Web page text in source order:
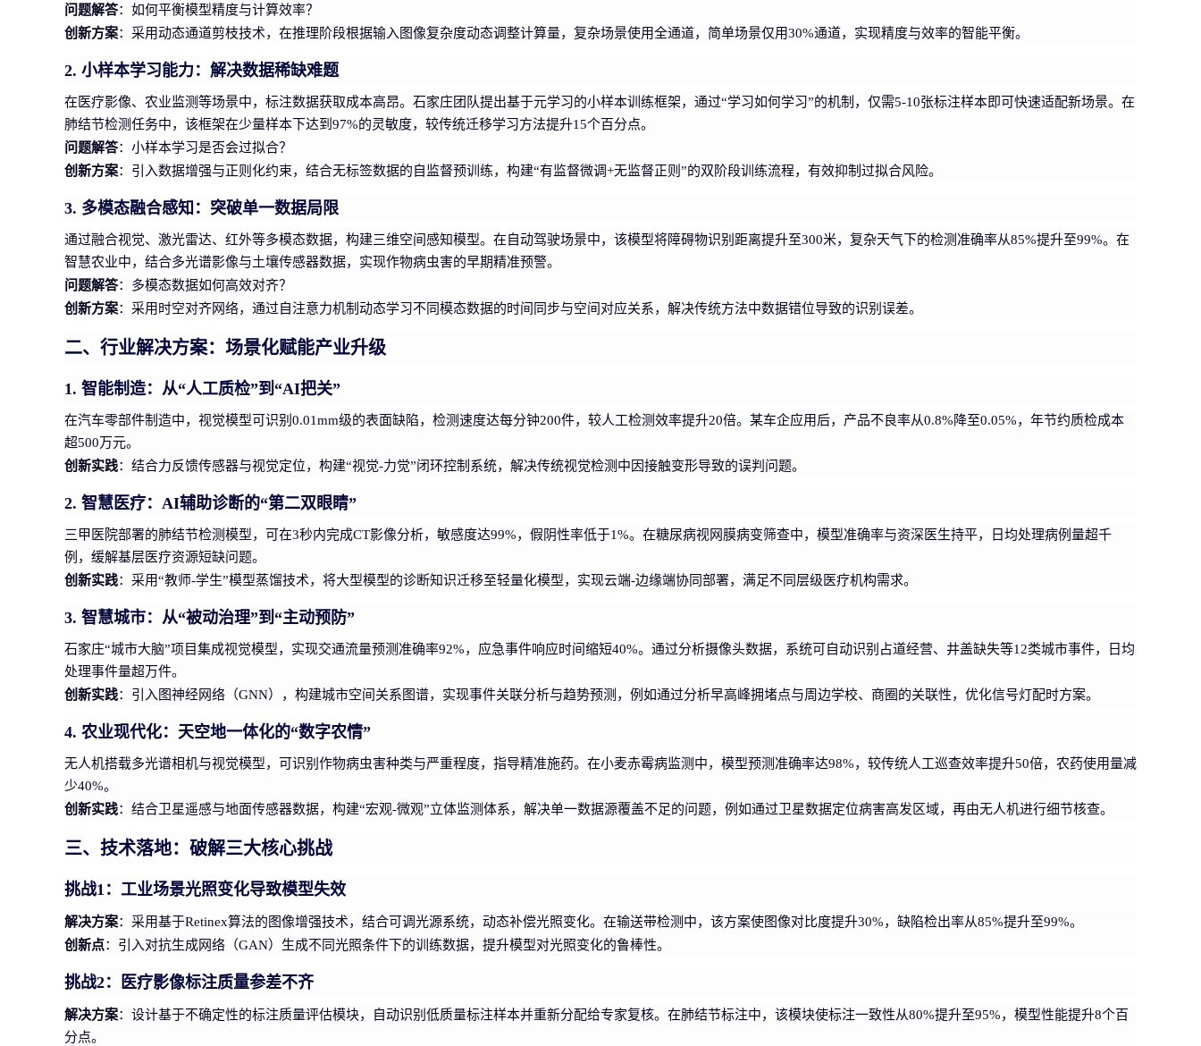
问题解答：如何平衡模型精度与计算效率？
创新方案：采用动态通道剪枝技术，在推理阶段根据输入图像复杂度动态调整计算量，复杂场景使用全通道，简单场景仅用30%通道，实现精度与效率的智能平衡。
2. 小样本学习能力：解决数据稀缺难题
在医疗影像、农业监测等场景中，标注数据获取成本高昂。石家庄团队提出基于元学习的小样本训练框架，通过“学习如何学习”的机制，仅需5-10张标注样本即可快速适配新场景。在
肺结节检测任务中，该框架在少量样本下达到97%的灵敏度，较传统迁移学习方法提升15个百分点。
问题解答：小样本学习是否会过拟合？
创新方案：引入数据增强与正则化约束，结合无标签数据的自监督预训练，构建“有监督微调+无监督正则”的双阶段训练流程，有效抑制过拟合风险。
3. 多模态融合感知：突破单一数据局限
通过融合视觉、激光雷达、红外等多模态数据，构建三维空间感知模型。在自动驾驶场景中，该模型将障碍物识别距离提升至300米，复杂天气下的检测准确率从85%提升至99%。在
智慧农业中，结合多光谱影像与土壤传感器数据，实现作物病虫害的早期精准预警。
问题解答：多模态数据如何高效对齐？
创新方案：采用时空对齐网络，通过自注意力机制动态学习不同模态数据的时间同步与空间对应关系，解决传统方法中数据错位导致的识别误差。
二、行业解决方案：场景化赋能产业升级
1. 智能制造：从“人工质检”到“AI把关”
在汽车零部件制造中，视觉模型可识别0.01mm级的表面缺陷，检测速度达每分钟200件，较人工检测效率提升20倍。某车企应用后，产品不良率从0.8%降至0.05%，年节约质检成本
超500万元。
创新实践：结合力反馈传感器与视觉定位，构建“视觉-力觉”闭环控制系统，解决传统视觉检测中因接触变形导致的误判问题。
2. 智慧医疗：AI辅助诊断的“第二双眼睛”
三甲医院部署的肺结节检测模型，可在3秒内完成CT影像分析，敏感度达99%，假阴性率低于1%。在糖尿病视网膜病变筛查中，模型准确率与资深医生持平，日均处理病例量超千
例，缓解基层医疗资源短缺问题。
创新实践：采用“教师-学生”模型蒸馏技术，将大型模型的诊断知识迁移至轻量化模型，实现云端-边缘端协同部署，满足不同层级医疗机构需求。
3. 智慧城市：从“被动治理”到“主动预防”
石家庄“城市大脑”项目集成视觉模型，实现交通流量预测准确率92%，应急事件响应时间缩短40%。通过分析摄像头数据，系统可自动识别占道经营、井盖缺失等12类城市事件，日均
处理事件量超万件。
创新实践：引入图神经网络（GNN），构建城市空间关系图谱，实现事件关联分析与趋势预测，例如通过分析早高峰拥堵点与周边学校、商圈的关联性，优化信号灯配时方案。
4. 农业现代化：天空地一体化的“数字农情”
无人机搭载多光谱相机与视觉模型，可识别作物病虫害种类与严重程度，指导精准施药。在小麦赤霉病监测中，模型预测准确率达98%，较传统人工巡查效率提升50倍，农药使用量减
少40%。
创新实践：结合卫星遥感与地面传感器数据，构建“宏观-微观”立体监测体系，解决单一数据源覆盖不足的问题，例如通过卫星数据定位病害高发区域，再由无人机进行细节核查。
三、技术落地：破解三大核心挑战
挑战1：工业场景光照变化导致模型失效
解决方案：采用基于Retinex算法的图像增强技术，结合可调光源系统，动态补偿光照变化。在输送带检测中，该方案使图像对比度提升30%，缺陷检出率从85%提升至99%。
创新点：引入对抗生成网络（GAN）生成不同光照条件下的训练数据，提升模型对光照变化的鲁棒性。
挑战2：医疗影像标注质量参差不齐
解决方案：设计基于不确定性的标注质量评估模块，自动识别低质量标注样本并重新分配给专家复核。在肺结节标注中，该模块使标注一致性从80%提升至95%，模型性能提升8个百
分点。